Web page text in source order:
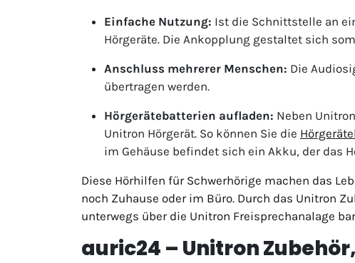
Einfache Nutzung: Ist die Schnittstelle an
Hörgeräte. Die Ankopplung gestaltet sich
Anschluss mehrerer Menschen: Die
übertragen werden.
Hörgerätebatterien aufladen: Neben
Unitron Hörgerät. So können Sie die
im Gehäuse befindet sich ein Akku, der das
Diese Hörhilfen für Schwerhörige machen das
noch Zuhause oder im Büro. Durch das Unitron
unterwegs über die Unitron Freisprechanalage
auric24 – Unitron